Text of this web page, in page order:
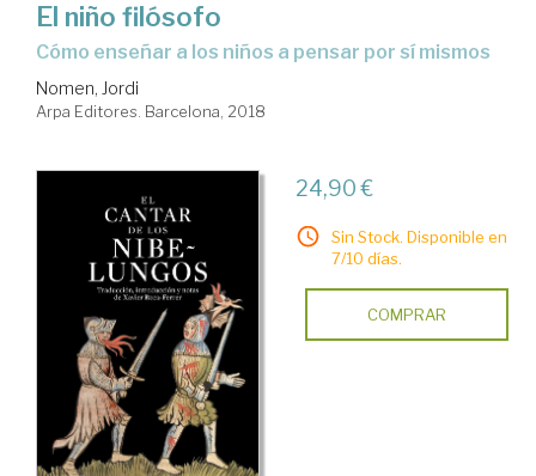
El niño filósofo
cómo enseñar a los niños a pensar por sí mismos
Nomen, Jordi
Arpa Editores. Barcelona, 2018
24,90 €
Sin Stock. Disponible en
7/10 días.
COMPRAR